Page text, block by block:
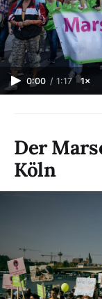
0:00 / 1:17 1×
Der
Köln